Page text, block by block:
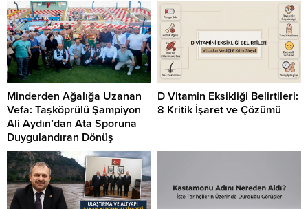
Minderden Ağalığa Uzanan
Vefa: Taşköprülü Şampiyon
Ali Aydın’dan Ata Sporuna
Duygulandıran Dönüş
D Vitamin Eksikliği Belirtileri:
8 Kritik İşaret ve Çözümü